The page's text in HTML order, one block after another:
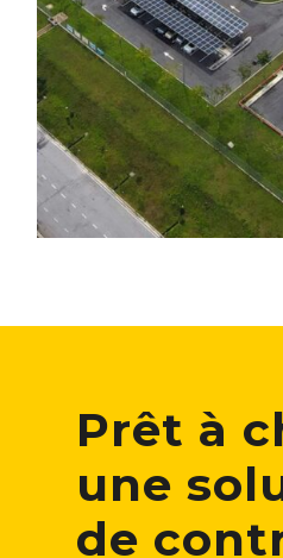
Prêt à
une
de